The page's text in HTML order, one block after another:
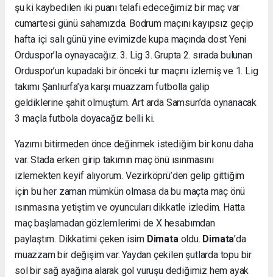
şu ki kaybedilen iki puanı telafi edeceğimiz bir maç var
cumartesi günü sahamızda. Bodrum maçını kayıpsız geçip
hafta içi salı günü yine evimizde kupa maçında dost Yeni
Orduspor’la oynayacağız. 3. Lig 3. Grupta 2. sırada bulunan
Orduspor’un kupadaki bir önceki tur maçını izlemiş ve 1. Lig
takımı Şanlıurfa’ya karşı muazzam futbolla galip
geldiklerine şahit olmuştum. Art arda Samsun’da oynanacak
3 maçla futbola doyacağız belli ki.
Yazımı bitirmeden önce değinmek istediğim bir konu daha
var. Stada erken girip takımın maç önü ısınmasını
izlemekten keyif alıyorum. Vezirköprü’den gelip gittiğim
için bu her zaman mümkün olmasa da bu maçta maç önü
ısınmasına yetiştim ve oyuncuları dikkatle izledim. Hatta
maç başlamadan gözlemlerimi de X hesabımdan
paylaştım. Dikkatimi çeken isim Dimataoldu. Dimata’da
muazzam bir değişim var. Yaydan çekilen şutlarda topu bir
sol bir sağ ayağına alarak gol vuruşu dediğimiz hem ayak